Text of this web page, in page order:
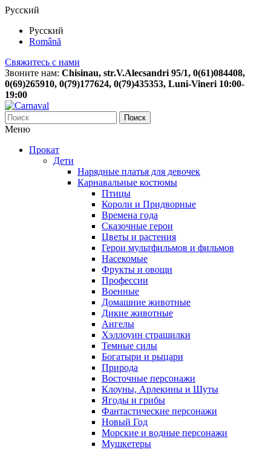
Русский
Русский
Română
Свяжитесь с нами
Звоните нам: Chisinau, str.V.Alecsandri 95/1, 0(61)084408,
0(69)265910, 0(79)177624, 0(79)435353, Luni-Vineri 10:00-
19:00
Поиск
Меню
Прокат
Дети
Нарядные платья для девочек
Карнавальные костюмы
Птицы
Короли и Придворные
Времена года
Сказочные герои
Цветы и растения
Герои мультфильмов и фильмов
Насекомые
Фрукты и овощи
Профессии
Военные
Домашние животные
Дикие животные
Ангелы
Хэллоуин страшилки
Темные силы
Богатыри и рыцари
Природа
Восточные персонажи
Клоуны, Арлекины и Шуты
Ягоды и грибы
Фантастические персонажи
Новый Год
Морские и водные персонажи
Мушкетеры